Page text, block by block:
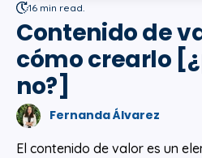
16 min read.
Contenido de
cómo crearlo
no?]
Fernanda Álvarez
El contenido de valor es un